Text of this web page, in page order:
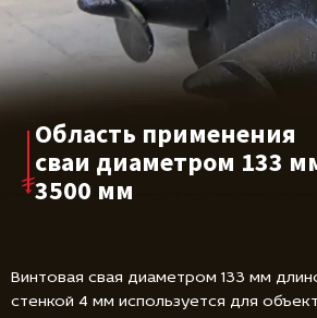
Область применения
сваи диаметром 133
3500 мм
Винтовая свая диаметром 133 мм
стенкой 4 мм используется для